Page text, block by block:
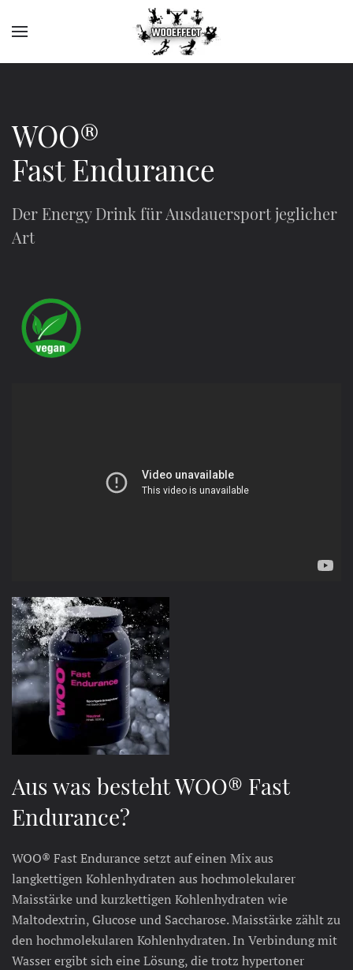
WOO®
Fast Endurance
Der Energy Drink für Ausdauersport jeglicher
Art
Aus was besteht WOO® Fast
Endurance?
WOO® Fast Endurance setzt auf einen Mix aus
langkettigen Kohlenhydraten aus hochmolekularer
Maisstärke und kurzkettigen Kohlenhydraten wie
Maltodextrin, Glucose und Saccharose. Maisstärke zählt zu
den hochmolekularen Kohlenhydraten. In Verbindung mit
Wasser ergibt sich eine Lösung, die trotz hypertoner